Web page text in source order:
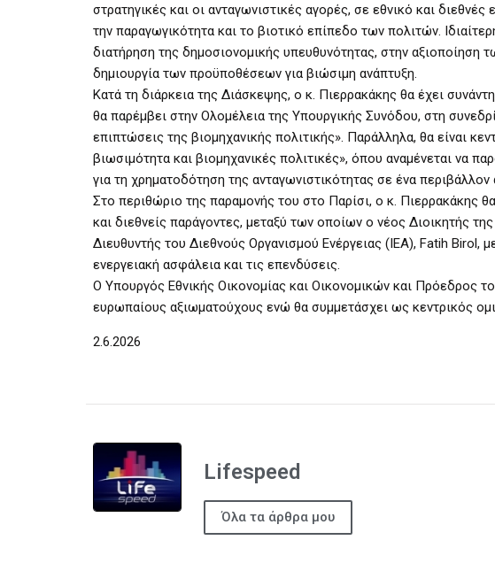
στρατηγικές και οι ανταγωνιστικές αγορές, σε εθνικό και
την παραγωγικότητα και το βιοτικό επίπεδο των πολιτών.
διατήρηση της δημοσιονομικής υπευθυνότητας, στην
δημιουργία των προϋποθέσεων για βιώσιμη ανάπτυξη.
Κατά τη διάρκεια της Διάσκεψης, ο κ. Πιερρακάκης θα έχει
θα παρέμβει στην Ολομέλεια της Υπουργικής Συνόδου, στη
επιπτώσεις της βιομηχανικής πολιτικής». Παράλληλα, θα είναι
βιωσιμότητα και βιομηχανικές πολιτικές», όπου αναμένεται να
για τη χρηματοδότηση της ανταγωνιστικότητας σε ένα
Στο περιθώριο της παραμονής του στο Παρίσι, ο κ. Πιερρακάκης
και διεθνείς παράγοντες, μεταξύ των οποίων ο νέος Διοικητής
Διευθυντής του Διεθνούς Οργανισμού Ενέργειας (IEA), Fatih Birol,
ενεργειακή ασφάλεια και τις επενδύσεις.
Ο Υπουργός Εθνικής Οικονομίας και Οικονομικών και Πρόεδρος
ευρωπαίους αξιωματούχους ενώ θα συμμετάσχει ως κεντρικός
2.6.2026
Lifespeed
Όλα τα άρθρα μου